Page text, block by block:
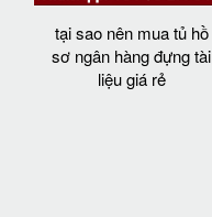
tại sao nên mua tủ hồ
sơ ngân hàng đựng tài
liệu giá rẻ